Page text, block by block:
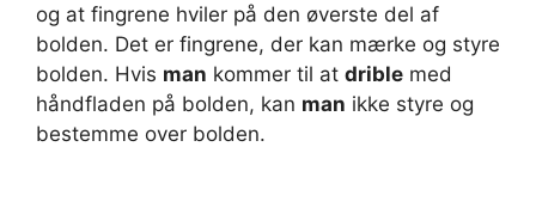
og at fingrene hviler på den øverste del af
bolden. Det er fingrene, der kan mærke og styre
bolden. Hvis man kommer til at drible med
håndfladen på bolden, kan man ikke styre og
bestemme over bolden.